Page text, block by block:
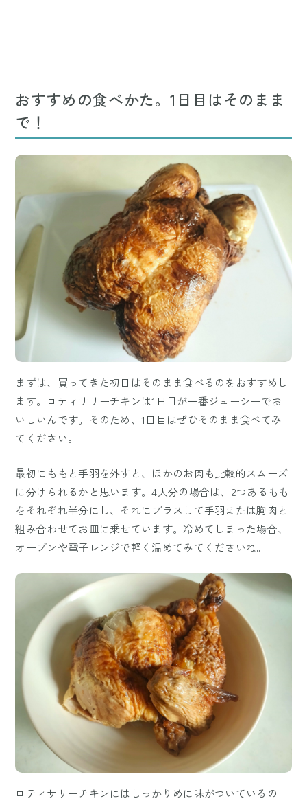
おすすめの食べかた。1日目はそのまま
で！
まずは、買ってきた初日はそのまま食べるのをおすすめし
ます。ロティサリーチキンは1日目が一番ジューシーでお
いしいんです。そのため、1日目はぜひそのまま食べてみ
てください。
最初にももと手羽を外すと、ほかのお肉も比較的スムーズ
に分けられるかと思います。4人分の場合は、2つあるもも
をそれぞれ半分にし、それにプラスして手羽または胸肉と
組み合わせてお皿に乗せています。冷めてしまった場合、
オーブンや電子レンジで軽く温めてみてくださいね。
ロティサリーチキンにはしっかりめに味がついているの